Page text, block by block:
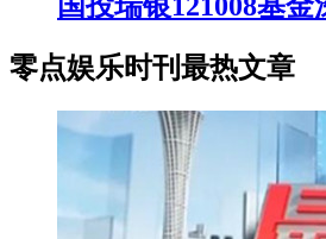
零点娱乐时刊最热文章